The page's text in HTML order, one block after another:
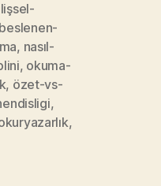
, nasıl-
, okuma-
, özet-vs-
,
,